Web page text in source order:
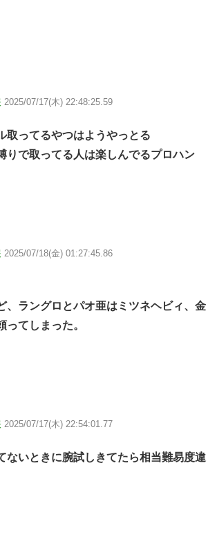
2025/07/17(木) 22:48:25.59
取ってるやつはようやっとる
りで取ってる人は楽しんでるプロハン
2025/07/18(金) 01:27:45.86
、ラングロとパオ亜はミツネヘビィ、金
ってしまった。
2025/07/17(木) 22:54:01.77
ないときに腕試しきてたら相当難易度違